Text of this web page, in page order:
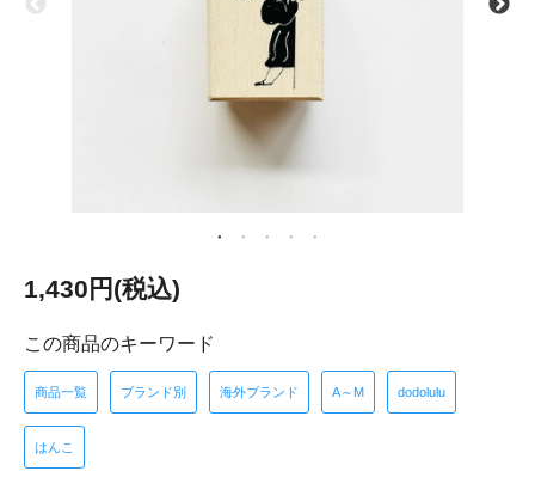
1,430円(税込)
この商品のキーワード
商品一覧 ブランド別 海外ブランド A～M dodolulu
はんこ